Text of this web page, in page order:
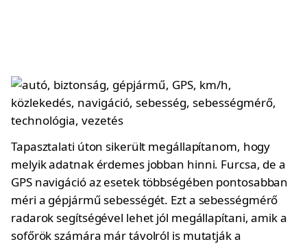
Tapasztalati úton sikerült megállapítanom, hogy
melyik adatnak érdemes jobban hinni. Furcsa, de a
GPS navigáció az esetek többségében pontosabban
méri a gépjármű sebességét. Ezt a sebességmérő
radarok segítségével lehet jól megállapítani, amik a
sofőrök számára már távolról is mutatják a